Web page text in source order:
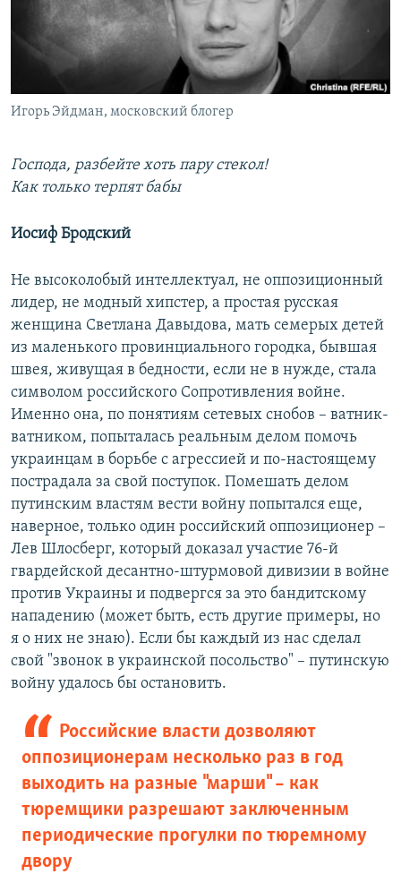
ПОБЕДИТЕЛЕЙ НЕ СУДЯТ?
КРЫМ.НЕПОКОРЕННЫЙ
УКРАИНСКАЯ ПРОБЛЕМА КРЫМА
ПРИСОЕДИНЯЙТЕСЬ!
Игорь Эйдман, московский блогер
Господа, разбейте хоть пару стекол!
Как только терпят бабы
Иосиф Бродский
Не высоколобый интеллектуал, не оппозиционный
лидер, не модный хипстер, а простая русская
женщина Светлана Давыдова, мать семерых детей
из маленького провинциального городка, бывшая
швея, живущая в бедности, если не в нужде, стала
символом российского Сопротивления войне.
Именно она, по понятиям сетевых снобов – ватник-
ватником, попыталась реальным делом помочь
украинцам в борьбе с агрессией и по-настоящему
пострадала за свой поступок. Помешать делом
путинским властям вести войну попытался еще,
наверное, только один российский оппозиционер –
Лев Шлосберг, который доказал участие 76-й
гвардейской десантно-штурмовой дивизии в войне
против Украины и подвергся за это бандитскому
нападению (может быть, есть другие примеры, но
я о них не знаю). Если бы каждый из нас сделал
свой "звонок в украинской посольство" – путинскую
войну удалось бы остановить.
Российские власти дозволяют
оппозиционерам несколько раз в год
выходить на разные "марши" – как
тюремщики разрешают заключенным
периодические прогулки по тюремному
двору